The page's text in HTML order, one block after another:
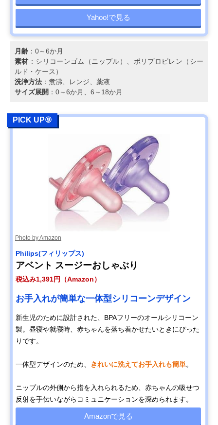
Yahoo!で見る
月齢 ：0～6か月
素材 ：シリコーンゴム（ニップル）、ポリプロピレン（シー
ルド・ケース）
洗浄方法 ：煮沸、レンジ、薬液
サイズ展開 ：0～6か月、6～18か月
PICK UP⑨
Photo by Amazon
Philips(フィリップス)
アベント スージーおしゃぶり
税込み1,391円（Amazon）
お手入れが簡単な一体型シリコーンデザイン
新生児のために設計された、BPAフリーのオールシリコーン
製。昼寝や就寝時、赤ちゃんを落ち着かせたいときにぴった
りです。
一体型デザインのため、 きれいに洗えてお手入れも簡単。
ニップルの外側から指を入れられるため、赤ちゃんの吸せつ
反射を手伝いながらコミュニケーションを深められます。
Amazonで見る